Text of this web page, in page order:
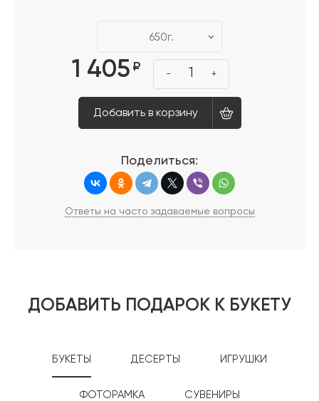
650г.
1 405 ₽
- 1 +
Добавить в корзину
Поделиться:
Ответы на часто задаваемые вопросы
ДОБАВИТЬ ПОДАРОК К БУКЕТУ
БУКЕТЫ ДЕСЕРТЫ ИГРУШКИ
ФОТОРАМКА СУВЕНИРЫ